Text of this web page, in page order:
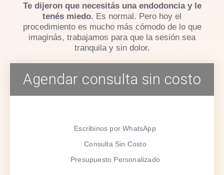
Te dijeron que necesitás una endodoncia y le
tenés miedo. Es normal. Pero hoy el
procedimiento es mucho más cómodo de lo que
imaginás, trabajamos para que la sesión sea
tranquila y sin dolor.
Agendar consulta sin costo
Escribinos por WhatsApp
Consulta Sin Costo
Presupuesto Personalizado